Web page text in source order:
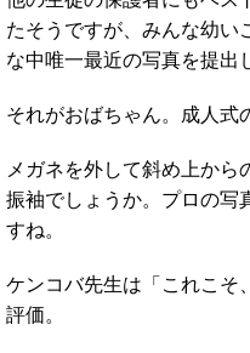
たそうですが、みんな幼い
な中唯一最近の写真を提出
それがおばちゃん。成人式
メガネを外して斜め上か
振袖でしょうか。プロの写
すね。
ケンコバ先生は「これこそ
評価。